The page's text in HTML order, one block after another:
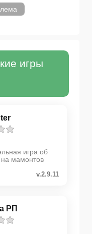
игры
игра об
на мамонтов
v.2.9.11
РП